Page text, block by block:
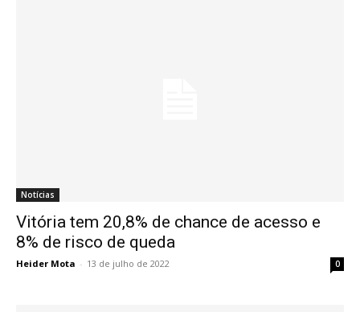
Notícias
Vitória tem 20,8% de chance de acesso e
8% de risco de queda
Heider Mota - 13 de julho de 2022 0